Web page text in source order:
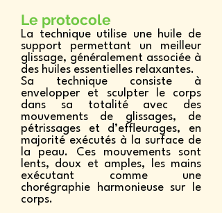
Le protocole
La technique utilise une huile de
support permettant un meilleur
glissage, généralement associée à
des huiles essentielles relaxantes.
Sa technique consiste à
envelopper et sculpter le corps
dans sa totalité avec des
mouvements de glissages, de
pétrissages et d’effleurages, en
majorité exécutés à la surface de
la peau. Ces mouvements sont
lents, doux et amples, les mains
exécutant comme une
chorégraphie harmonieuse sur le
corps.